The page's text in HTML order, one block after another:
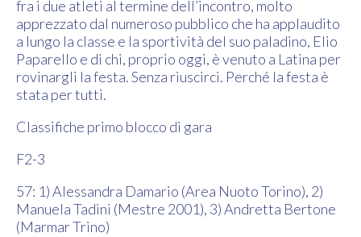
fra i due atleti al termine dell’incontro, molto
apprezzato dal numeroso pubblico che ha applaudito
a lungo la classe e la sportività del suo paladino, Elio
Paparello e di chi, proprio oggi, è venuto a Latina per
rovinargli la festa. Senza riuscirci. Perché la festa è
stata per tutti.
Classifiche primo blocco di gara
F2-3
57: 1) Alessandra Damario (Area Nuoto Torino), 2)
Manuela Tadini (Mestre 2001), 3) Andretta Bertone
(Marmar Trino)